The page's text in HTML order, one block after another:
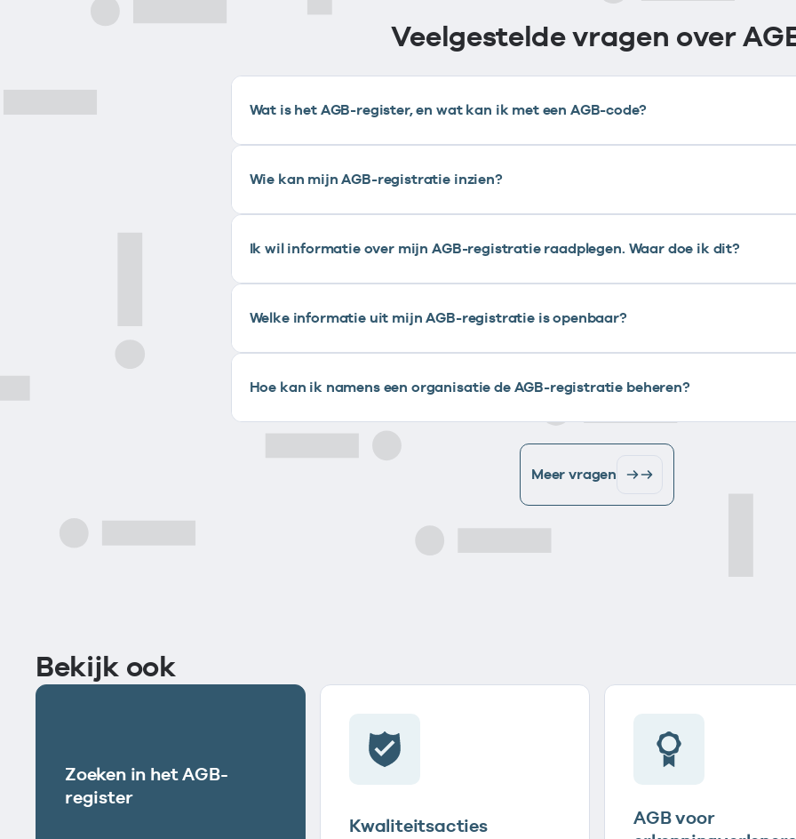
Veelgestelde vragen over
Wat is het AGB-register, en wat kan ik met een AGB-code?
Wie kan mijn AGB-registratie inzien?
Ik wil informatie over mijn AGB-registratie raadplegen. Waar doe ik dit?
Welke informatie uit mijn AGB-registratie is openbaar?
Hoe kan ik namens een organisatie de AGB-registratie beheren?
Meer vragen
Bekijk ook
Zoeken in het AGB-
register
Kwaliteitsacties
AGB voor